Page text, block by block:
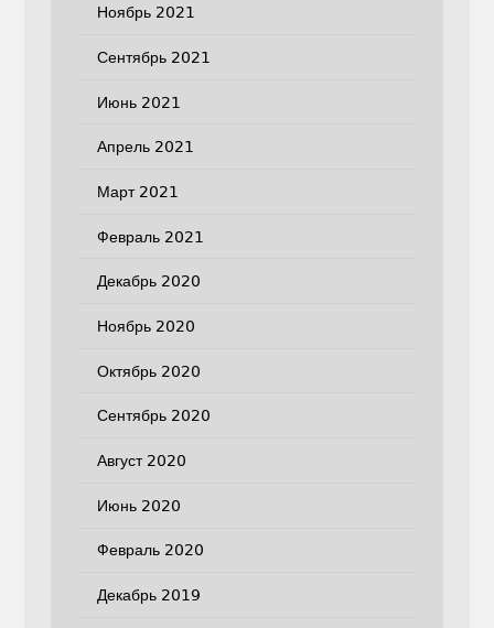
Ноябрь 2021
Сентябрь 2021
Июнь 2021
Апрель 2021
Март 2021
Февраль 2021
Декабрь 2020
Ноябрь 2020
Октябрь 2020
Сентябрь 2020
Август 2020
Июнь 2020
Февраль 2020
Декабрь 2019